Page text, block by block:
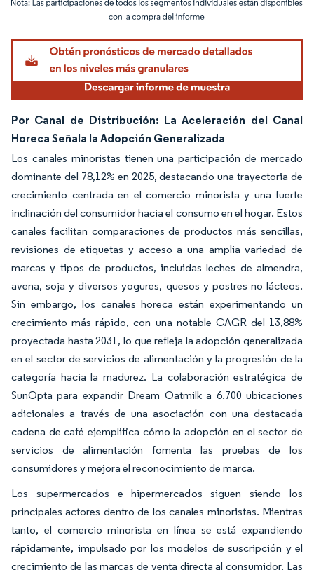
Imagen © Mordor Intelligence. El uso requiere atribución según CC BY 4.0.
Por Canal de Distribución: La Aceleración del Canal
Horeca Señala la Adopción Generalizada
Los canales minoristas tienen una participación de mercado
dominante del 78,12% en 2025, destacando una trayectoria de
crecimiento centrada en el comercio minorista y una fuerte
inclinación del consumidor hacia el consumo en el hogar. Estos
canales facilitan comparaciones de productos más sencillas,
revisiones de etiquetas y acceso a una amplia variedad de
marcas y tipos de productos, incluidas leches de almendra,
avena, soja y diversos yogures, quesos y postres no lácteos.
Sin embargo, los canales horeca están experimentando un
crecimiento más rápido, con una notable CAGR del 13,88%
proyectada hasta 2031, lo que refleja la adopción generalizada
en el sector de servicios de alimentación y la progresión de la
categoría hacia la madurez. La colaboración estratégica de
SunOpta para expandir Dream Oatmilk a 6.700 ubicaciones
adicionales a través de una asociación con una destacada
cadena de café ejemplifica cómo la adopción en el sector de
servicios de alimentación fomenta las pruebas de los
consumidores y mejora el reconocimiento de marca.
Los supermercados e hipermercados siguen siendo los
principales actores dentro de los canales minoristas. Mientras
tanto, el comercio minorista en línea se está expandiendo
rápidamente, impulsado por los modelos de suscripción y el
crecimiento de las marcas de venta directa al consumidor. Las